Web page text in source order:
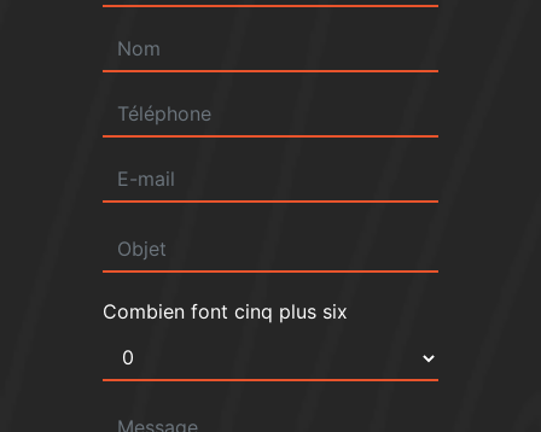
Combien font cinq plus six